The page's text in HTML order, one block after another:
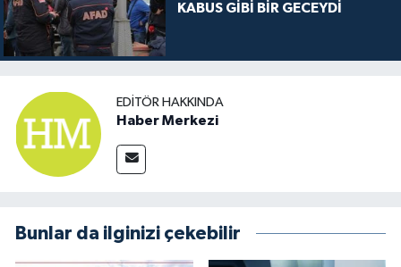
KABUS GİBİ BİR GECEYDİ
EDITÖR HAKKINDA
Haber Merkezi
Bunlar da ilginizi çekebilir